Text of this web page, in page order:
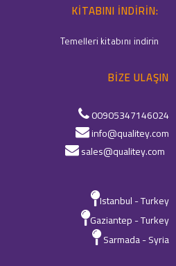
KITABINI INDIRIN:
Temelleri kitabını indirin
BIZE ULAŞIN
00905347146024
info@qualitey.com
sales@qualitey.com
Istanbul - Turkey
Gaziantep - Turkey
Sarmada - Syria